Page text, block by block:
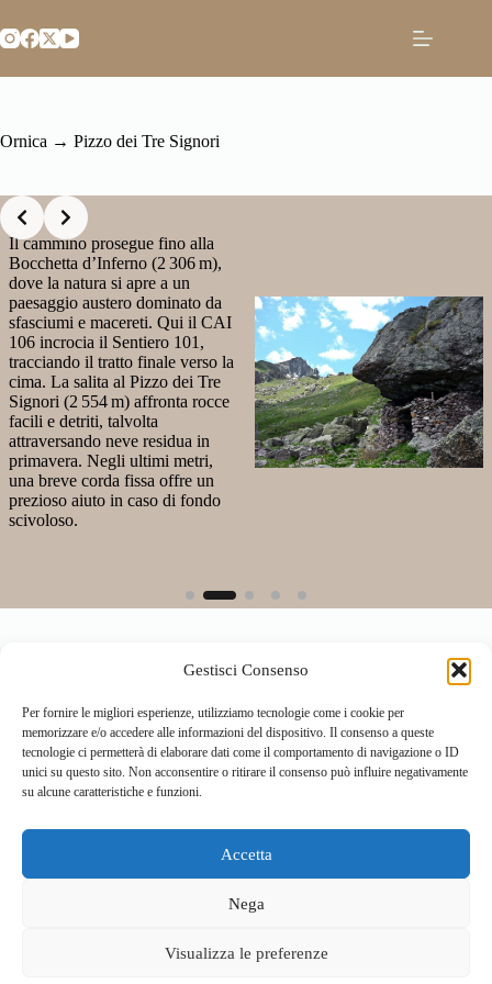
Gestisci Consenso
Per fornire le migliori esperienze, utilizziamo tecnologie come i cookie per
memorizzare e/o accedere alle informazioni del dispositivo. Il consenso a queste
tecnologie ci permetterà di elaborare dati come il comportamento di navigazione o ID
unici su questo sito. Non acconsentire o ritirare il consenso può influire negativamente
su alcune caratteristiche e funzioni.
Accetta
Nega
Visualizza le preferenze
al
contenuto
Ornica → Pizzo dei Tre Signori
Il cammino prosegue fino alla
Bocchetta d’Inferno (2 306 m),
dove la natura si apre a un
paesaggio austero dominato da
sfasciumi e macereti. Qui il CAI
106 incrocia il Sentiero 101,
tracciando il tratto finale verso la
cima. La salita al Pizzo dei Tre
Signori (2 554 m) affronta rocce
facili e detriti, talvolta
attraversando neve residua in
primavera. Negli ultimi metri,
una breve corda fissa offre un
prezioso aiuto in caso di fondo
scivoloso.
Slide 2 of 5
Vivi la Montagna
Cucina e prodotti tipici